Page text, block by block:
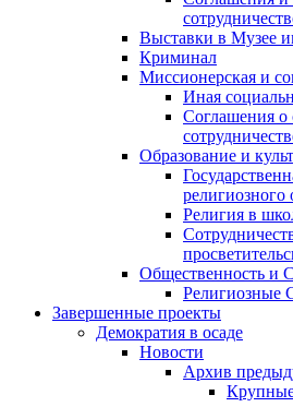
Выставки в Музее
Криминал
Миссионерская и
Иная
Соглашения о
Образование и
религиозного
Религия в
Общественность и
Завершенные проекты
Демократия в осаде
Новости
Архив